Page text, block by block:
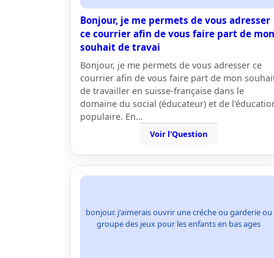
Bonjour, je me permets de vous adresser
ce courrier afin de vous faire part de mon
souhait de travai
Bonjour, je me permets de vous adresser ce
courrier afin de vous faire part de mon
de travailler en suisse-française dans le
domaine du social (éducateur) et de
populaire. En…
Voir l'Question
bonjour. j'aimerais ouvrir une créche ou garderie ou
groupe des jeux pour les enfants en bas ages